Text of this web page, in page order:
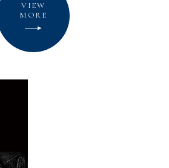
VIEW
MORE